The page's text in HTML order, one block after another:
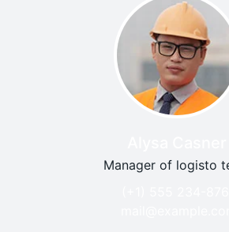
Manager of logisto